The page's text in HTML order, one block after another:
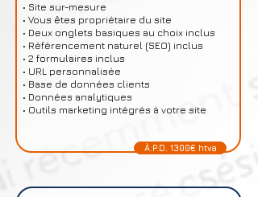
• Site sur-mesure
• Vous êtes propriétaire du site
• Deux onglets basiques au choix inclus
• Référencement naturel (SEO) inclus
• 2 formulaires inclus
• URL personnalisée
• Base de données clients
• Données analytiques
• Outils marketing intégrés à votre site
À.P.D. 1300€ htva